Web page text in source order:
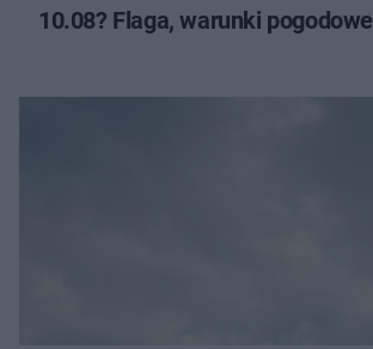
10.08? Flaga, warunki pogodowe